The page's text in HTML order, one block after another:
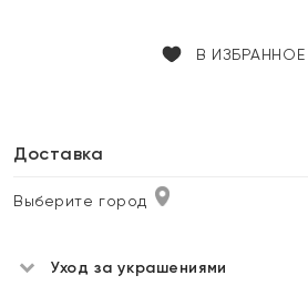
В ИЗБРАННОЕ
Доставка
Выберите город
Уход за украшениями